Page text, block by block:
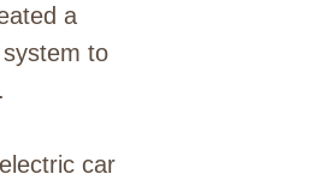
a
to
car